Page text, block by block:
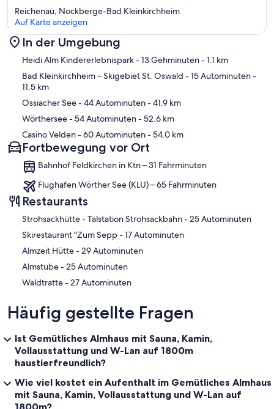
Karte
Reichenau, Nockberge-Bad Kleinkirchheim
Auf Karte anzeigen
In der Umgebung
Heidi Alm Kindererlebnispark- 13 Gehminuten- 1.1 km
Bad Kleinkirchheim – Skigebiet St. Oswald - 15 Autominuten-
11.5 km
Ossiacher See- 44 Autominuten- 41.9 km
Wörthersee- 54 Autominuten- 52.6 km
Casino Velden- 60 Autominuten- 54.0 km
Fortbewegung vor Ort
Bahnhof Feldkirchen in Ktn – 31 Fahrminuten
Flughafen Wörther See (KLU) – 65 Fahrminuten
Restaurants
‪Strohsackhütte - Talstation Strohsackbahn - ‬25 Autominuten
‪Skirestaurant "Zum Sepp - ‬17 Autominuten
‪Almzeit Hütte - ‬29 Autominuten
‪Almstube - ‬25 Autominuten
‪Waldtratte - ‬27 Autominuten
Häufig gestellte Fragen
Ist Gemütliches Almhaus mit Sauna, Kamin,
Vollausstattung und W-Lan auf 1800m
haustierfreundlich?
Wie viel kostet ein Aufenthalt im Gemütliches Almhaus
mit Sauna, Kamin, Vollausstattung und W-Lan auf
1800m?